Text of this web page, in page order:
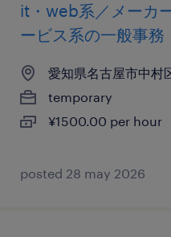
it・web系／メーカ
ービス系の一般事務
愛知県名古屋市中村
temporary
¥1500.00 per hour
posted 28 may 2026